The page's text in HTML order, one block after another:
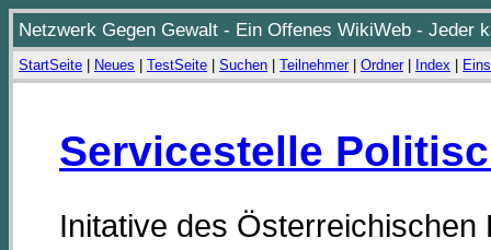
Netzwerk Gegen Gewalt - Ein Offenes WikiWeb - Jeder
StartSeite Neues TestSeite Suchen Teilnehmer| Ordner| Index
Servicestelle
Initative des